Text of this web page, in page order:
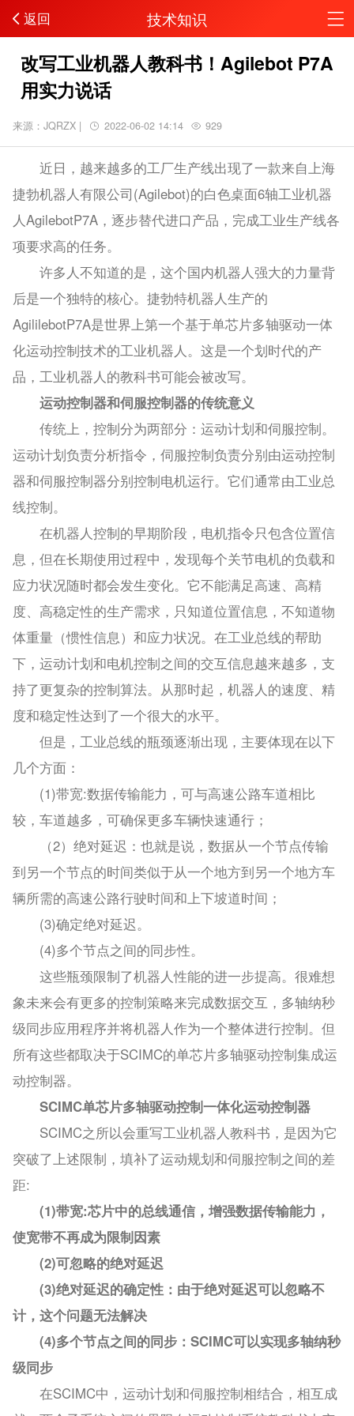
返回 技术知识
改写工业机器人教科书！Agilebot P7A
用实力说话
来源：JQRZX | 2022-06-02 14:14 929
近日，越来越多的工厂生产线出现了一款来自上海
捷勃机器人有限公司(Agilebot)的白色桌面6轴工业机器
人AgilebotP7A，逐步替代进口产品，完成工业生产线各
项要求高的任务。
许多人不知道的是，这个国内机器人强大的力量背
后是一个独特的核心。捷勃特机器人生产的
AgililebotP7A是世界上第一个基于单芯片多轴驱动一体
化运动控制技术的工业机器人。这是一个划时代的产
品，工业机器人的教科书可能会被改写。
运动控制器和伺服控制器的传统意义
传统上，控制分为两部分：运动计划和伺服控制。
运动计划负责分析指令，伺服控制负责分别由运动控制
器和伺服控制器分别控制电机运行。它们通常由工业总
线控制。
在机器人控制的早期阶段，电机指令只包含位置信
息，但在长期使用过程中，发现每个关节电机的负载和
应力状况随时都会发生变化。它不能满足高速、高精
度、高稳定性的生产需求，只知道位置信息，不知道物
体重量（惯性信息）和应力状况。在工业总线的帮助
下，运动计划和电机控制之间的交互信息越来越多，支
持了更复杂的控制算法。从那时起，机器人的速度、精
度和稳定性达到了一个很大的水平。
但是，工业总线的瓶颈逐渐出现，主要体现在以下
几个方面：
(1)带宽:数据传输能力，可与高速公路车道相比
较，车道越多，可确保更多车辆快速通行；
（2）绝对延迟：也就是说，数据从一个节点传输
到另一个节点的时间类似于从一个地方到另一个地方车
辆所需的高速公路行驶时间和上下坡道时间；
(3)确定绝对延迟。
(4)多个节点之间的同步性。
这些瓶颈限制了机器人性能的进一步提高。很难想
象未来会有更多的控制策略来完成数据交互，多轴纳秒
级同步应用程序并将机器人作为一个整体进行控制。但
所有这些都取决于SCIMC的单芯片多轴驱动控制集成运
动控制器。
SCIMC单芯片多轴驱动控制一体化运动控制器
SCIMC之所以会重写工业机器人教科书，是因为它
突破了上述限制，填补了运动规划和伺服控制之间的差
距:
(1)带宽:芯片中的总线通信，增强数据传输能力，
使宽带不再成为限制因素
(2)可忽略的绝对延迟
(3)绝对延迟的确定性：由于绝对延迟可以忽略不
计，这个问题无法解决
(4)多个节点之间的同步：SCIMC可以实现多轴纳秒
级同步
在SCIMC中，运动计划和伺服控制相结合，相互成